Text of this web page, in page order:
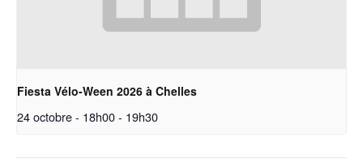
Fiesta Vélo-Ween 2026 à Chelles
24 octobre - 18h00- 19h30